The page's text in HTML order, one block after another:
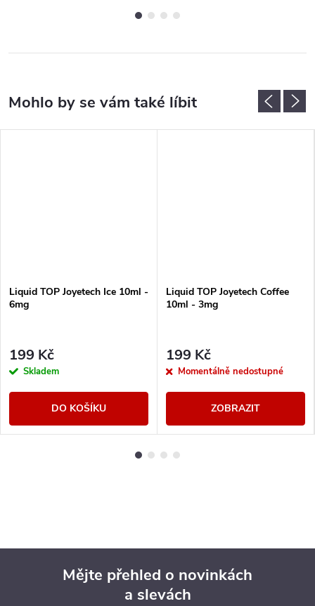
Liquid TOP Joyetech Ice 10ml -
6mg
199 Kč
Skladem
DO KOŠÍKU
Liquid TOP Joyetech Coffee
10ml - 3mg
199 Kč
Momentálně nedostupné
ZOBRAZIT
Mějte přehled o novinkách
a slevách